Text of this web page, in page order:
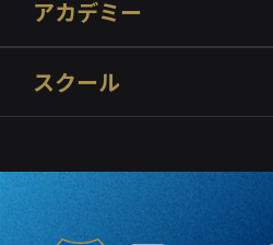
アカデミー
スクール